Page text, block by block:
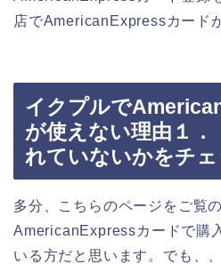
店でAmericanExpressカード
イクプルで
が使えない理由１．
れていないかをチェ
多分、こちらのページをご覧
AmericanExpressカードで購
いる方だと思います。でも、、